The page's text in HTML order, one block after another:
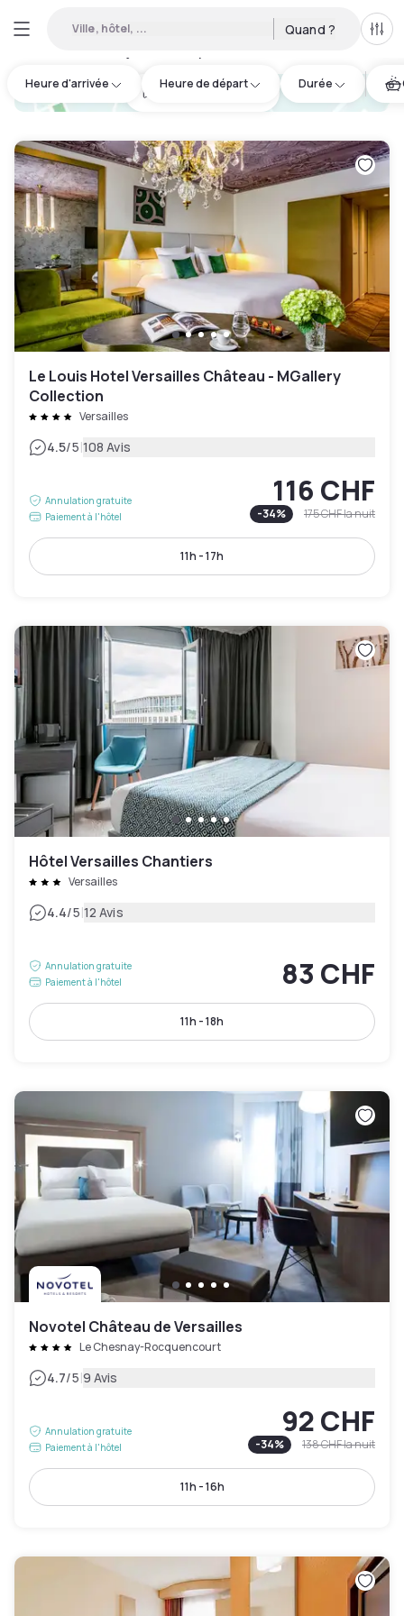
Ville, hôtel, ... Quand ?
Heure d'arrivée Heure de départ Durée
hotel.cta.view_map
Le Louis Hotel Versailles Château - MGallery
Collection
Versailles
4.5/5|108 Avis
Annulation gratuite
Paiement à l'hôtel
116 CHF
-34% 175 CHFla nuit
11h - 17h
Hôtel Versailles Chantiers
Versailles
4.4/5|12 Avis
Annulation gratuite
Paiement à l'hôtel
83 CHF
11h - 18h
Novotel Château de Versailles
Le Chesnay-Rocquencourt
4.7/5|9 Avis
Annulation gratuite
Paiement à l'hôtel
92 CHF
-34% 138 CHFla nuit
11h - 16h